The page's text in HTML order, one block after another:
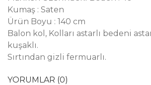
Kumaş : Saten
Ürün Boyu : 140 cm
Balon kol, Kolları astarlı bedeni
kuşaklı.
Sırtından gizli fermuarlı.
YORUMLAR (0)